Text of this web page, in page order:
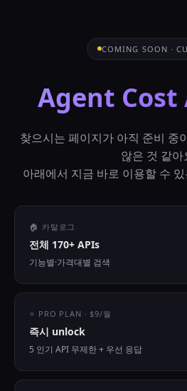
COMING SOON ·
Agent
찾으시는 페이지가 아직 준비 중
않은 것 같아
아래에서 지금 바로 이용할 수
🏠 카탈로그
전체 170+ APIs
기능별·가격대별 검색
⭐ PRO PLAN · $9/월
즉시 unlock
5 인기 API 무제한 + 우선 응답